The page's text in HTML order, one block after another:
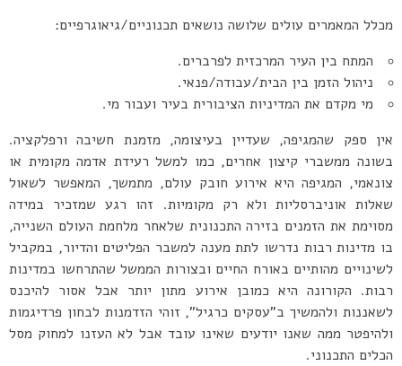
מכלל המאמרים עולים שלושה נושאים תכנוניים/גיאוגרפיים:
המתח בין העיר המרכזית לפרברים.
ניהול הזמן בין הבית/עבודה/פנאי.
מי מקדם את המדיניות הציבורית בעיר ועבור מי.
אין ספק שהמגיפה, שעדיין בעיצומה, מזמנת חשיבה ורפלקציה.
בשונה ממשברי קיצון אחרים, כמו למשל רעידת אדמה מקומית או
צונאמי, המגיפה היא אירוע חובק עולם, מתמשך, המאפשר לשאול
שאלות אוניברסליות ולא רק מקומיות. זהו רגע שמזכיר במידה
מסוימת את הזמנים בזירה התכנונית שלאחר מלחמת העולם השנייה,
בו מדינות רבות נדרשו לתת מענה למשבר הפליטים והדיור, במקביל
לשינויים מהותיים באורח החיים ובצורות הממשל שהתרחשו במדינות
רבות. הקורונה היא כמובן אירוע מתון יותר אבל אסור להיכנס
לשאננות ולהמשיך ב”עסקים כרגיל”, זוהי הזדמנות לבחון פרדיגמות
ולהיפטר ממה שאנו יודעים שאינו עובד אבל לא העזנו למחוק מסל
הכלים התכנוני.